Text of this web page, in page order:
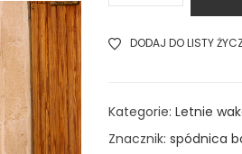
DODAJ DO LISTY
Kategorie: Letnie
Znacznik: spódnica